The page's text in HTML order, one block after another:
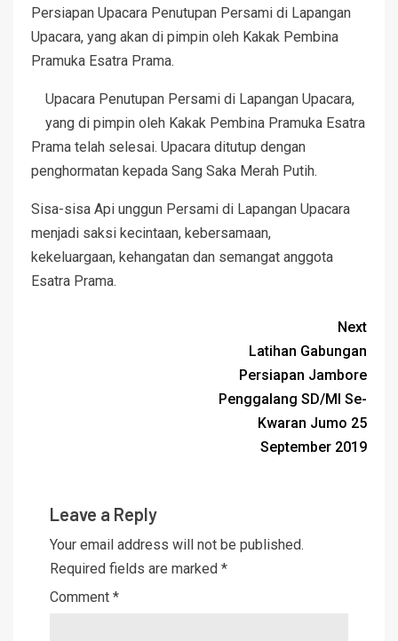
Persiapan Upacara Penutupan Persami di Lapangan
Upacara, yang akan di pimpin oleh Kakak Pembina
Pramuka Esatra Prama.
Upacara Penutupan Persami di Lapangan Upacara,
yang di pimpin oleh Kakak Pembina Pramuka Esatra
Prama telah selesai. Upacara ditutup dengan
penghormatan kepada Sang Saka Merah Putih.
Sisa-sisa Api unggun Persami di Lapangan Upacara
menjadi saksi kecintaan, kebersamaan,
kekeluargaan, kehangatan dan semangat anggota
Esatra Prama.
Next
Latihan Gabungan
Persiapan Jambore
Penggalang SD/MI Se-
Kwaran Jumo 25
September 2019
Leave a Reply
Your email address will not be published.
Required fields are marked *
Comment *